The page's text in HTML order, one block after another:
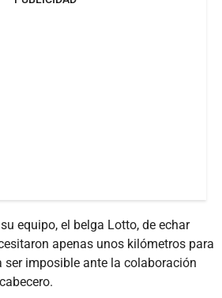
equipo, el belga Lotto, de echar
apenas unos kilómetros para
ser imposible ante la colaboración